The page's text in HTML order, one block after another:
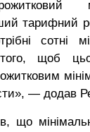
тарифний
сотні
того, щоб
— додав
що